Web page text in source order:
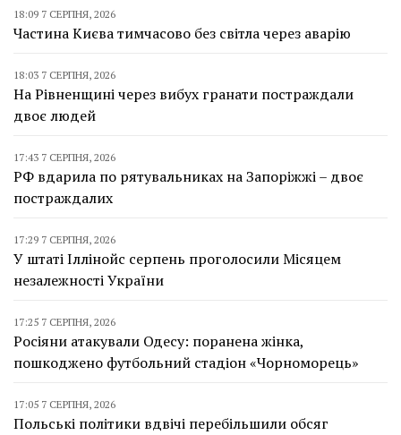
18:09 7 СЕРПНЯ, 2026
Частина Києва тимчасово без світла через аварію
18:03 7 СЕРПНЯ, 2026
На Рівненщині через вибух гранати постраждали
двоє людей
17:43 7 СЕРПНЯ, 2026
РФ вдарила по рятувальниках на Запоріжжі – двоє
постраждалих
17:29 7 СЕРПНЯ, 2026
У штаті Іллінойс серпень проголосили Місяцем
незалежності України
17:25 7 СЕРПНЯ, 2026
Росіяни атакували Одесу: поранена жінка,
пошкоджено футбольний стадіон «Чорноморець»
17:05 7 СЕРПНЯ, 2026
Польські політики вдвічі перебільшили обсяг